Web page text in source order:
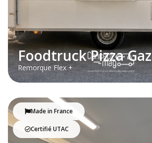
Foodtruck Pizza Gaz
Remorque Flex +
Made in France
Certifié UTAC